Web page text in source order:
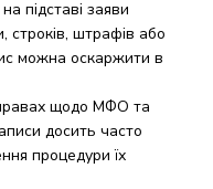
підставі заяви
строків, штрафів або
можна оскаржити в
щодо МФО та
досить часто
процедури їх